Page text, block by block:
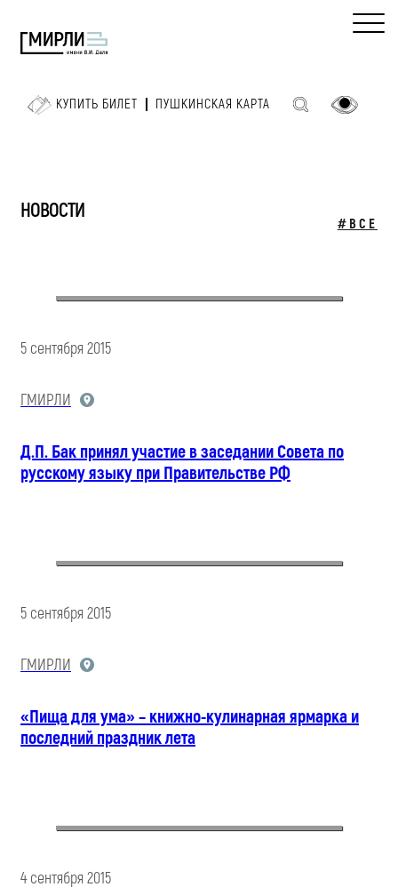
КУПИТЬ БИЛЕТ ПУШКИНСКАЯ КАРТА
НОВОСТИ
#ВСЕ
5 сентября 2015
ГМИРЛИ
Д.П. Бак принял участие в заседании Совета по
русскому языку при Правительстве РФ
5 сентября 2015
ГМИРЛИ
«Пища для ума» – книжно-кулинарная ярмарка и
последний праздник лета
4 сентября 2015